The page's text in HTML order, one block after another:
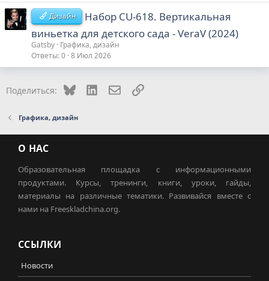
Дизайн
Набор CU-618. Вертикальная
виньетка для детского сада - VeraV (2024)
Gatsby Графика, дизайн
Ответы 0 8 Июл 2026
Поделиться: Bluesky LinkedInЭлектронная почта
Ссылка
Графика, дизайн
О НАС
Образовательная площадка с информационными
продуктами. Курсы, тренинги, книги, уроки, гайды,
материалы на различные тематики. Развивайся вместе с
нами на Freeskladchina.org.
ССЫЛКИ
Новости